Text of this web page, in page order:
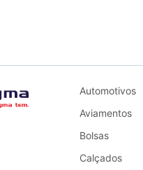
Automotivos
Aviamentos
Bolsas
Calçados